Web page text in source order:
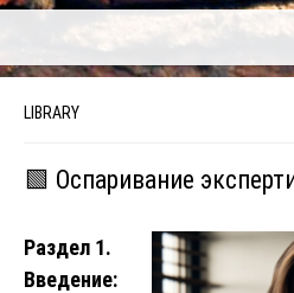
LIBRARY
🟩 Оспаривание
Раздел 1.
Введение: